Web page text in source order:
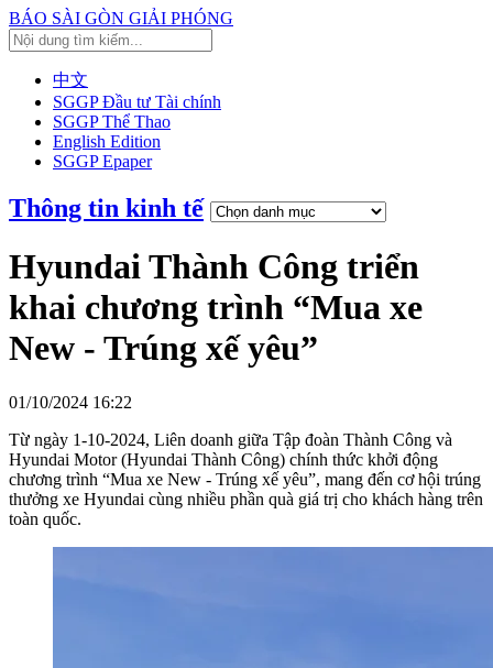
BÁO SÀI GÒN GIẢI PHÓNG
中文
SGGP Đầu tư Tài chính
SGGP Thể Thao
English Edition
SGGP Epaper
Thông tin kinh tế
Hyundai Thành Công triển
khai chương trình “Mua xe
New - Trúng xế yêu”
01/10/2024 16:22
Từ ngày 1-10-2024, Liên doanh giữa Tập đoàn Thành Công và
Hyundai Motor (Hyundai Thành Công) chính thức khởi động
chương trình “Mua xe New - Trúng xế yêu”, mang đến cơ hội trúng
thưởng xe Hyundai cùng nhiều phần quà giá trị cho khách hàng trên
toàn quốc.